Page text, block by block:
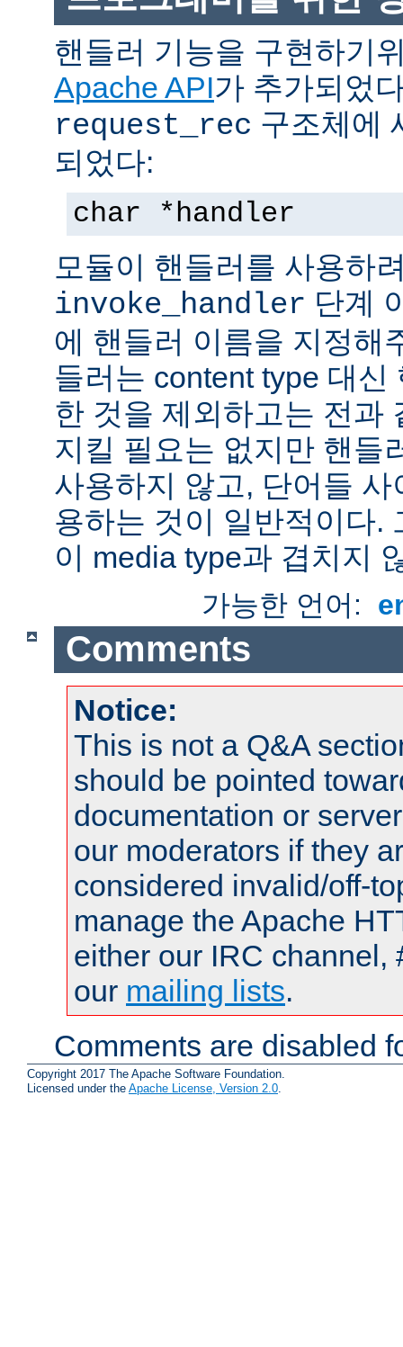
핸들러 기능을 구현하기
Apache API가 추가되었
request_rec 구조체에
되었다:
char *handler
모듈이 핸들러를 사용하
invoke_handler 단계
에 핸들러 이름을 지정해
들러는 content type 대신
한 것을 제외하고는 전과
지킬 필요는 없지만 핸들
사용하지 않고, 단어들
용하는 것이 일반적이다.
이 media type과 겹치지
가능한 언어:
Comments
Notice:
This is not a Q&A
should be pointed
documentation or
our moderators if they
considered invalid/off-
manage the Apache
either our IRC channel,
our mailing lists.
Comments are disabled
Copyright 2017 The Apache Software Foundation.
Licensed under the Apache License, Version 2.0